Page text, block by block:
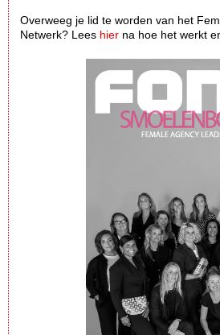
Overweeg je lid te worden van het
Netwerk? Lees hier na hoe het werkt